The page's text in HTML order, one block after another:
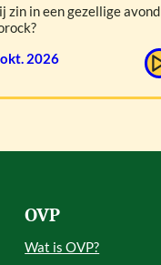
zin in een gezellige avond
okt. 2026
OVP
Wat is OVP?